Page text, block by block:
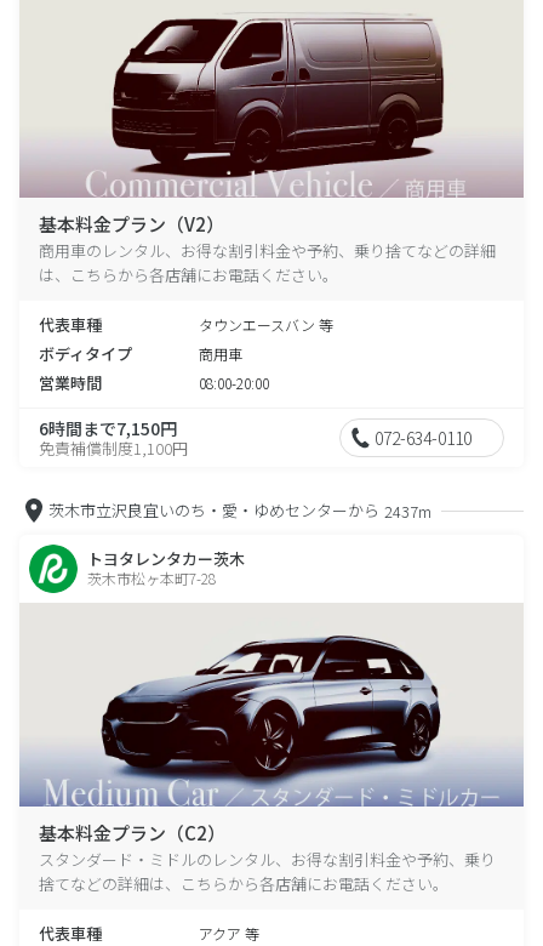
基本料金プラン（V2）
商用車のレンタル、お得な割引料金や予約、乗り捨てなどの詳細
は、こちらから各店舗にお電話ください。
代表車種 タウンエースバン 等
ボディタイプ 商用車
営業時間 08:00-20:00
6時間まで7,150円
免責補償制度1,100円 072-634-0110
茨木市立沢良宜いのち・愛・ゆめセンターから 2437m
トヨタレンタカー茨木
茨木市松ヶ本町7-28
基本料金プラン（C2）
スタンダード・ミドルのレンタル、お得な割引料金や予約、乗り
捨てなどの詳細は、こちらから各店舗にお電話ください。
代表車種 アクア 等